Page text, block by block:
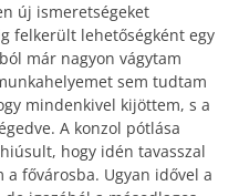
új ismeretségeket
felkerült lehetőségként egy
már nagyon vágytam
sem tudtam
mindenkivel kijöttem, s a
A konzol pótlása
hogy idén tavasszal
a fővárosba. Ugyan idővel a